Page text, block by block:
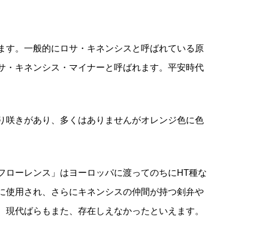
e
n
、生育状況、本数などによって大きく変動す
ため、カート上では未記載となっておりま
注文後にお送りする「ご注文確定メール」に
ル到着後にキャンセルを承っております。
前のお見積もりがご希望の場合は「お問い合
。一般的にロサ・キネンシスと呼ばれている原
キネンシス・マイナーと呼ばれます。平安時代
きがあり、多くはありませんがオレンジ色に色
ーレンス」はヨーロッパに渡ってのちにHT種な
用され、さらにキネンシスの仲間が持つ剣弁や
代ばらもまた、存在しえなかったといえます。